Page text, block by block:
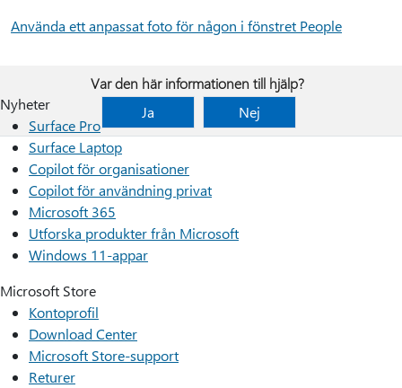
Använda ett anpassat foto för någon i fönstret People
Var den här informationen till hjälp?
Ja
Nej
Nyheter
Surface Pro
Surface Laptop
Copilot för organisationer
Copilot för användning privat
Microsoft 365
Utforska produkter från Microsoft
Windows 11-appar
Microsoft Store
Kontoprofil
Download Center
Microsoft Store-support
Returer